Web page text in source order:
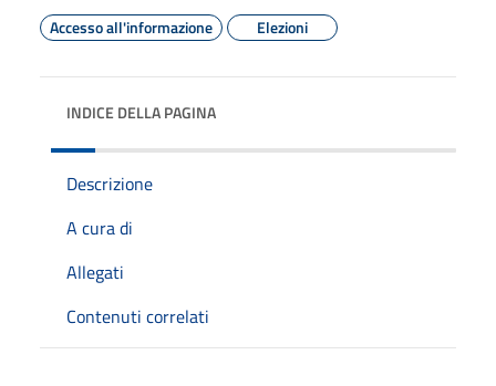
Accesso all'informazione
Elezioni
INDICE DELLA PAGINA
Descrizione
A cura di
Allegati
Contenuti correlati